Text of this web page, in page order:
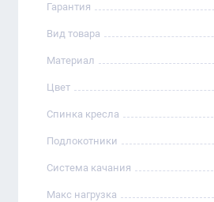
Гарантия
Вид товара
Материал
Цвет
Спинка кресла
Подлокотники
Система качания
Макс нагрузка